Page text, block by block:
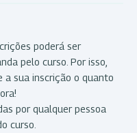
poderá ser
pelo curso. Por isso,
a sua inscrição o quanto
por qualquer pessoa
curso.